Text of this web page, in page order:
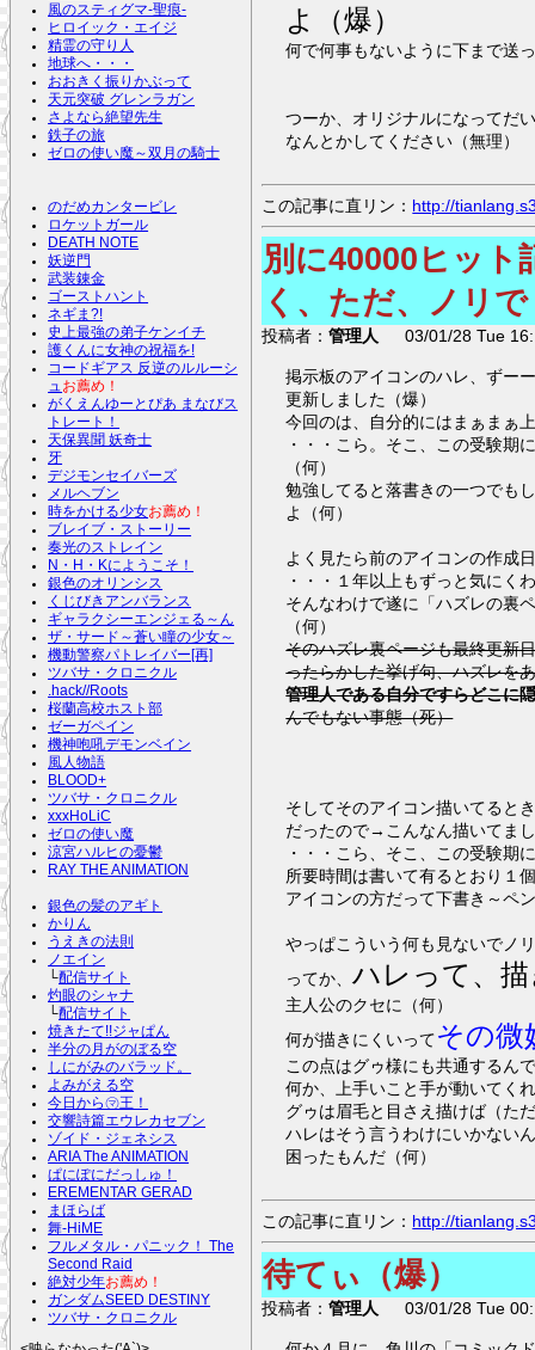
風のスティグマ-聖痕-
ヒロイック・エイジ
精霊の守り人
地球へ・・・
おおきく振りかぶって
天元突破 グレンラガン
さよなら絶望先生
鉄子の旅
ゼロの使い魔～双月の騎士
のだめカンタービレ
ロケットガール
DEATH NOTE
妖逆門
武装錬金
ゴーストハント
ネギま?!
史上最強の弟子ケンイチ
護くんに女神の祝福を!
コードギアス 反逆のルルーシ
ュ お薦め！
がくえんゆーとぴあ まなびス
トレート！
天保異聞 妖奇士
牙
デジモンセイバーズ
メルヘブン
時をかける少女お薦め！
ブレイブ・ストーリー
奏光のストレイン
N・H・Kにようこそ！
銀色のオリンシス
くじびきアンバランス
ギャラクシーエンジェる～ん
ザ・サード～蒼い瞳の少女～
機動警察パトレイバー[再]
ツバサ・クロニクル
.hack//Roots
桜蘭高校ホスト部
ゼーガペイン
機神咆吼デモンベイン
風人物語
BLOOD+
ツバサ・クロニクル
xxxHoLiC
ゼロの使い魔
涼宮ハルヒの憂鬱
RAY THE ANIMATION
銀色の髪のアギト
かりん
うえきの法則
ノエイン
└配信サイト
灼眼のシャナ
└配信サイト
焼きたて!!ジャぱん
半分の月がのぼる空
しにがみのバラッド。
よみがえる空
今日から㋮王！
交響詩篇エウレカセブン
ゾイド・ジェネシス
ARIA The ANIMATION
ぱにぽにだっしゅ！
EREMENTAR GERAD
まほらば
舞-HiME
フルメタル・パニック！ The
Second Raid
絶対少年お薦め！
ガンダムSEED DESTINY
ツバサ・クロニクル
よ（爆）
何で何事もないように下まで送
つーか、オリジナルになってだ
なんとかしてください（無理）
この記事に直リン： http://
別に40000ヒット
く、ただ、ノリ
投稿者：管理人 03/01/28 Tue
掲示板のアイコンのハレ、ずー
更新しました（爆）
今回のは、自分的にはまぁまぁ
・・・こら。そこ、この受験期
（何）
勉強してると落書きの一つでも
よ（何）
よく見たら前のアイコンの作成
・・・１年以上もずっと気にく
そんなわけで遂に「ハズレの裏
（何）
そのハズレ裏ページも最終更新
ったらかした挙げ句、ハズレを
管理人である自分ですらどこに
んでもない事態（死）
そしてそのアイコン描いてると
だったので→こんなん描いてま
・・・こら、そこ、この受験期
所要時間は書いて有るとおり１
アイコンの方だって下書き～ペ
やっぱこういう何も見ないでノ
ってか、ハレって、
主人公のクセに（何）
何が描きにくいってその微
この点はグゥ様にも共通するん
何か、上手いこと手が動いてく
グゥは眉毛と目さえ描けば（た
ハレはそう言うわけにいかない
困ったもんだ（何）
この記事に直リン： http://
待てぃ（爆）
投稿者：管理人 03/01/28 Tue